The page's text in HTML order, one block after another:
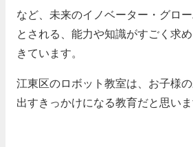
など、未来のイノベーター・グロ
とされる、能力や知識がすごく求
きています。
江東区のロボット教室は、お子様
出すきっかけになる教育だと思いま